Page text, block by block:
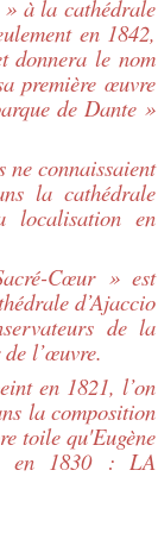
à la cathédrale
en 1842,
donnera le nom
première œuvre
de Dante »
connaissaient
la cathédrale
localisation en
Cœur » est
d’Ajaccio
de la
l’œuvre.
en 1821, l’on
la composition
toile qu'Eugène
en 1830 : LA